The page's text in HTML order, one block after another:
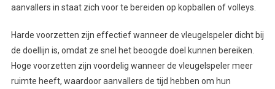
aanvallers in staat zich voor te bereiden op kopballen of volleys.
Harde voorzetten zijn effectief wanneer de vleugelspeler dicht bij
de doellijn is, omdat ze snel het beoogde doel kunnen bereiken.
Hoge voorzetten zijn voordelig wanneer de vleugelspeler meer
ruimte heeft, waardoor aanvallers de tijd hebben om hun